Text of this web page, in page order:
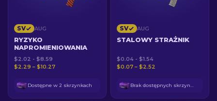
SV AUG
RYZYKO
NAPROMIENIOWANIA
$2.02 - $8.59
$2.29 – $10.27
Dostępne w 2 skrzynkach
SV AUG
STALOWY STRAŻNIK
$0.04 - $1.54
$0.07 – $2.52
Brak dostępnych skrzynek